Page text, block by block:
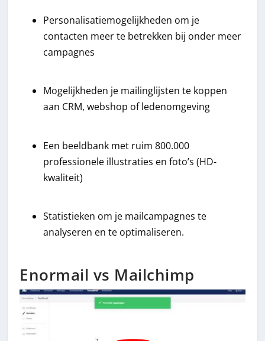
Personalisatiemogelijkheden om je
contacten meer te betrekken bij onder meer
campagnes
Mogelijkheden je mailinglijsten te koppen
aan CRM, webshop of ledenomgeving
Een beeldbank met ruim 800.000
professionele illustraties en foto’s (HD-
kwaliteit)
Statistieken om je mailcampagnes te
analyseren en te optimaliseren.
Enormail vs Mailchimp